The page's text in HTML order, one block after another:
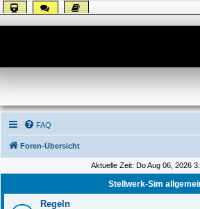
FAQ
Foren-Übersicht
Aktuelle Zeit: Do Aug 06, 2026
Stellwerk-Sim
Regeln